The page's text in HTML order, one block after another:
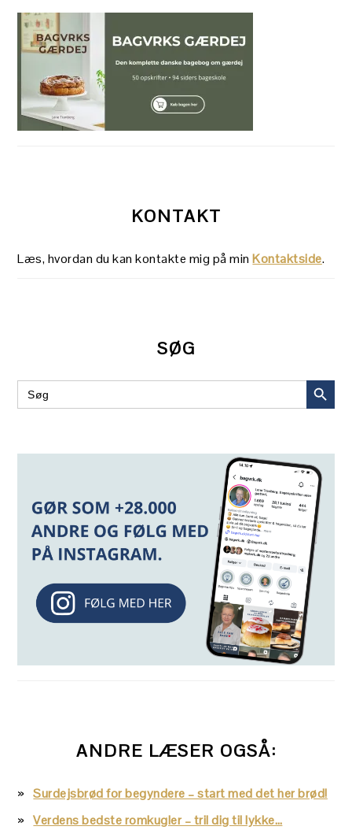
KONTAKT
Læs, hvordan du kan kontakte mig på minKontaktside.
SØG
Search
for:
SEARCH
ANDRE LÆSER OGSÅ:
Surdejsbrød for begyndere – start med det her brød!
Verdens bedste romkugler – tril dig til lykke…